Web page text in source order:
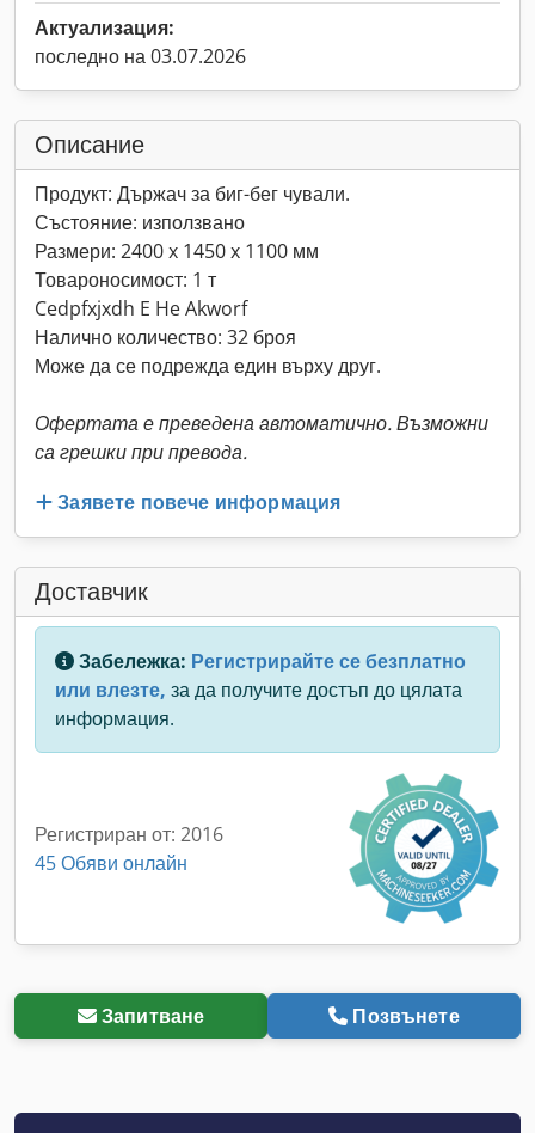
Актуализация:
последно на 03.07.2026
Описание
Продукт: Държач за биг-бег чували.
Състояние: използвано
Размери: 2400 x 1450 x 1100 мм
Товароносимост: 1 т
Cedpfxjxdh E He Akworf
Налично количество: 32 броя
Може да се подрежда един върху друг.
Офертата е преведена автоматично. Възможни
са грешки при превода.
Заявете повече информация
Доставчик
Забележка: Регистрирайте се безплатно
или влезте, за да получите достъп до цялата
информация.
Регистриран от: 2016
45 Обяви онлайн
Запитване Позвънете